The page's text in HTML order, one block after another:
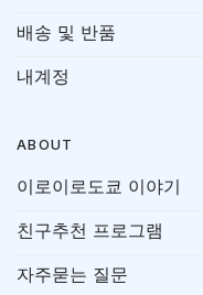
배송 및 반품
내계정
ABOUT
이로이로도쿄 이야기
친구추천 프로그램
자주묻는 질문